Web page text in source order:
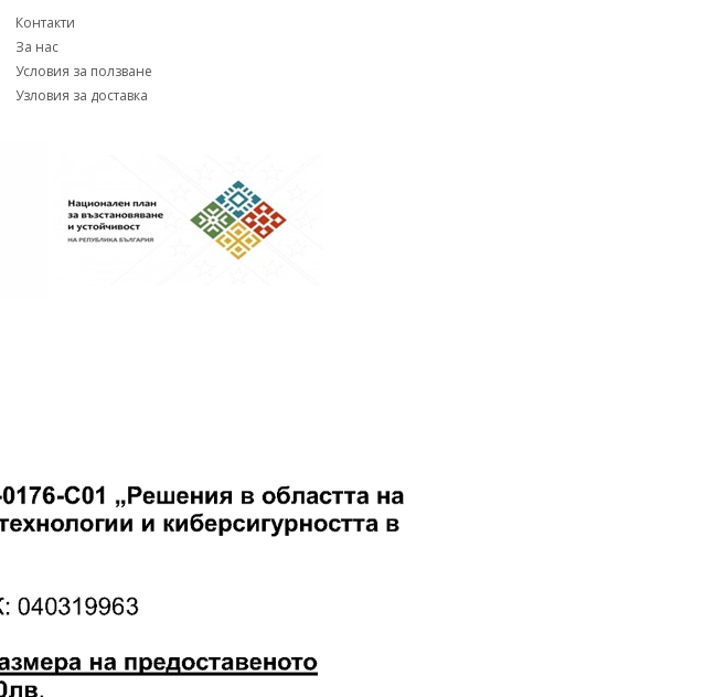
Контакти
За нас
Условия за ползване
Узловия за доставка